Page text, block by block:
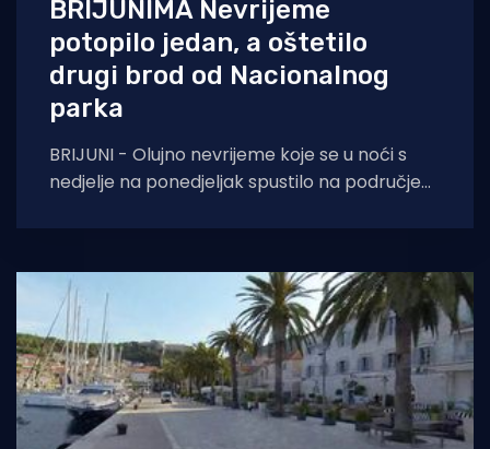
BRIJUNIMA Nevrijeme
potopilo jedan, a oštetilo
drugi brod od Nacionalnog
parka
BRIJUNI - Olujno nevrijeme koje se u noći s
nedjelje na ponedjeljak spustilo na područje
štete